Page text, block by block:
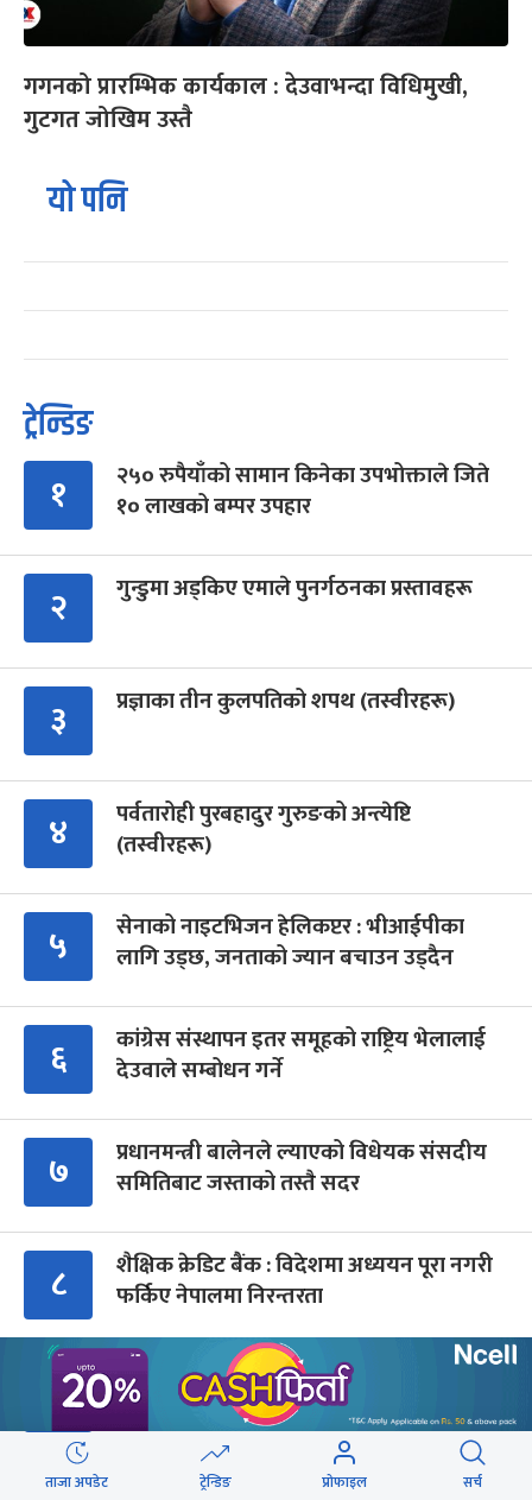
गगनको प्रारम्भिक कार्यकाल : देउवाभन्दा विधिमुखी,
गुटगत जोखिम उस्तै
यो पनि
ट्रेन्डिङ
१
२५० रुपैयाँको सामान किनेका उपभोक्ताले जिते
१० लाखको बम्पर उपहार
२ गुन्डुमा अड्किए एमाले पुनर्गठनका प्रस्तावहरू
३ प्रज्ञाका तीन कुलपतिको शपथ (तस्वीरहरू)
४
पर्वतारोही पुरबहादुर गुरुङको अन्त्येष्टि
(तस्वीरहरू)
५
सेनाको नाइटभिजन हेलिकप्टर : भीआईपीका
लागि उड्छ, जनताको ज्यान बचाउन उड्दैन
६
कांग्रेस संस्थापन इतर समूहको राष्ट्रिय भेलालाई
देउवाले सम्बोधन गर्ने
७
प्रधानमन्त्री बालेनले ल्याएको विधेयक संसदीय
समितिबाट जस्ताको तस्तै सदर
८
शैक्षिक क्रेडिट बैंक : विदेशमा अध्ययन पूरा नगरी
फर्किए नेपालमा निरन्तरता
९
सिँचाइ र खानेपानी : विद्युत् महसुलमा सहुलियत
दर, तर १३ प्रतिशत भ्याटको भार
ताजा अपडेट ट्रेन्डिङ प्रोफाइल सर्च